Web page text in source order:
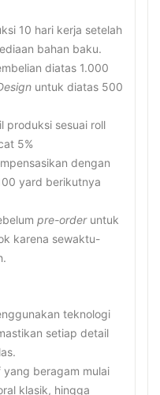
10 hari kerja setelah
bahan baku.
diatas 1.000
untuk diatas 500
produksi sesuai roll
5%
dengan
yard berikutnya
pre-orderuntuk
karena sewaktu-
teknologi
setiap detail
yang beragam mulai
klasik, hingga